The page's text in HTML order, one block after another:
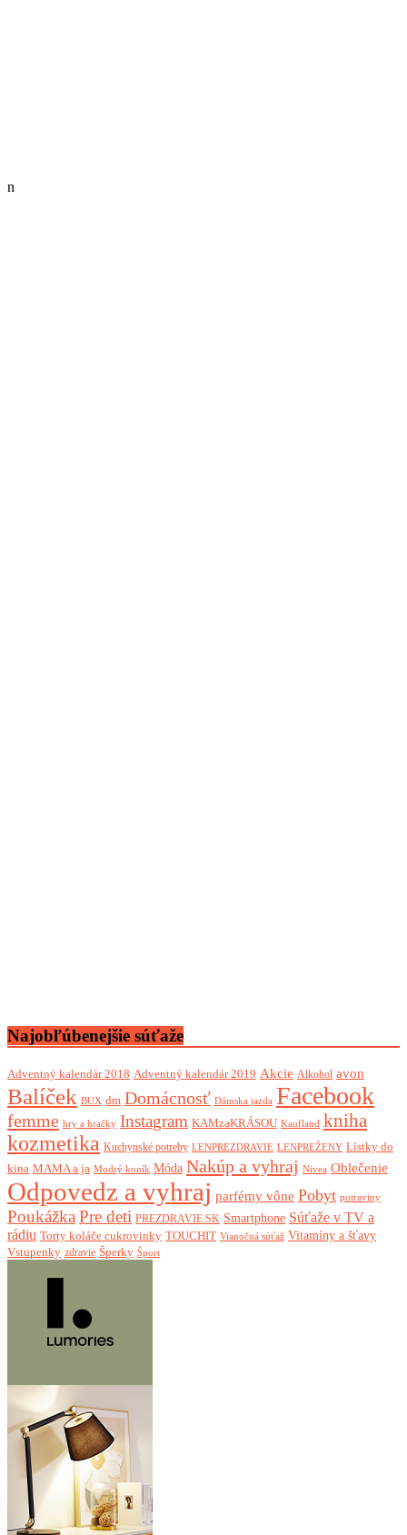
n
Najobľúbenejšie súťaže
Adventný kalendár 2018 Adventný kalendár 2019 Akcie Alkohol avon
Balíček BUX dm Domácnosť Dámska jazda Facebook
femme hry a hračky Instagram KAMzaKRÁSOU Kaufland kniha
kozmetika Kuchynské potreby LENPREZDRAVIE LENPREŽENY Lístky do
kina MAMA a ja Modrý koník Móda Nakúp a vyhraj Nivea Oblečenie
Odpovedz a vyhraj parfémy vône Pobyt potraviny
Poukážka Pre deti PREZDRAVIE.SK Smartphone Súťaže v TV a
rádiu Torty koláče cukrovinky TOUCHIT Vianočná súťaž Vitamíny a šťavy
Vstupenky zdravie Šperky Šport